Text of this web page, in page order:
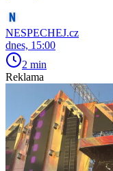
NESPECHEJ.cz
dnes, 15:00
2 min
Reklama